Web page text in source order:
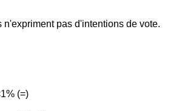
n'expriment pas d'intentions de vote.
(=)